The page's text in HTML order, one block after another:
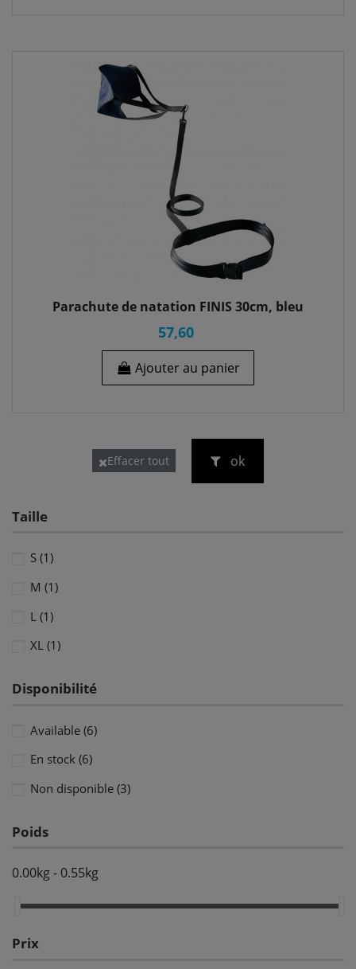
Parachute de natation FINIS 30cm, bleu
57,60
Ajouter au panier
Effacer tout ok
Taille
S (1)
M (1)
L (1)
XL (1)
Disponibilité
Available (6)
En stock (6)
Non disponible (3)
Poids
0.00kg - 0.55kg
Prix